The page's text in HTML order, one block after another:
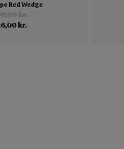
Red Wedge
kr.
kr.